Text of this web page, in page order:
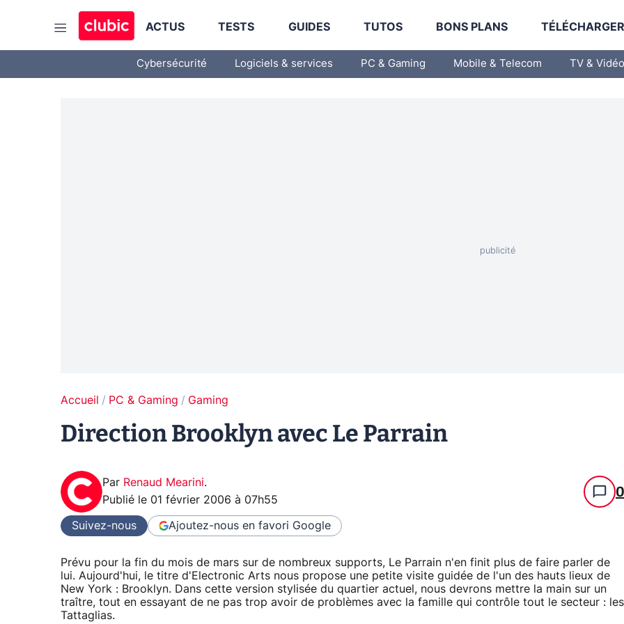
ACTUS TESTS GUIDES TUTOS BONS PLANS
Cybersécurité Logiciels & services PC & Gaming Mobile & Telecom TV & Vidéo
Accueil PC & Gaming Gaming
Direction Brooklyn avec Le Parrain
Par Renaud Mearini.
Publié le 01 février 2006 à 07h55 0
Suivez-nous Ajoutez-nous en favori Google
Prévu pour la fin du mois de mars sur de nombreux supports, Le Parrain n'en finit plus de faire parler de
lui. Aujourd'hui, le titre d'Electronic Arts nous propose une petite visite guidée de l'un des hauts lieux de
New York : Brooklyn. Dans cette version stylisée du quartier actuel, nous devrons mettre la main sur un
traître, tout en essayant de ne pas trop avoir de problèmes avec la famille qui contrôle tout le secteur : les
Tattaglias.